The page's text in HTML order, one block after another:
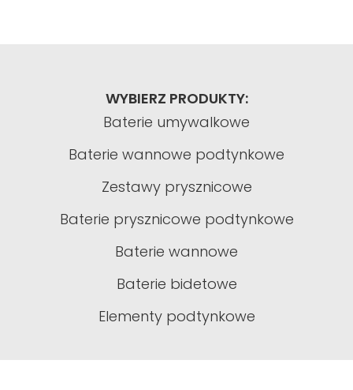
WYBIERZ PRODUKTY:
Baterie umywalkowe
Baterie wannowe podtynkowe
Zestawy prysznicowe
Baterie prysznicowe podtynkowe
Baterie wannowe
Baterie bidetowe
Elementy podtynkowe